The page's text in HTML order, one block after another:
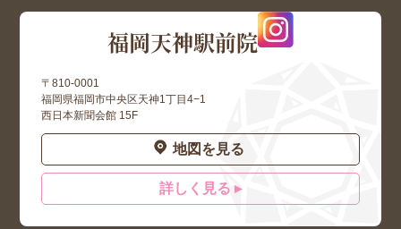
福岡天神駅前院
〒810-0001
福岡県福岡市中央区天神1丁目4−1
西日本新聞会館 15F
地図を見る
詳しく見る ▸